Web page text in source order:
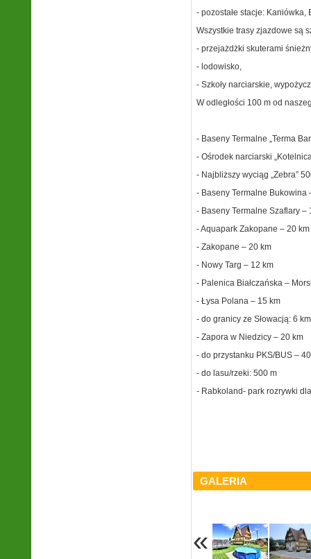
- pozostałe stacje:
Wszystkie trasy zjazdowe są
- przejażdżki skuterami
- lodowisko,
- Szkoły narciarskie,
W odległości 100 m od
- Baseny Termalne „Terma
- Ośrodek narciarski
- Najbliższy wyciąg „Zebra”
- Baseny Termalne Bukowina
- Baseny Termalne Szaflary –
- Aquapark Zakopane – 20 km
- Zakopane – 20 km
- Nowy Targ – 12 km
- Palenica Białczańska –
- Łysa Polana – 15 km
- do granicy ze Słowacją: 6 km
- Zapora w Niedzicy – 20 km
- do przystanku PKS/BUS –
- do lasu/rzeki: 500 m
- Rabkoland- park rozrywki
GALERIA
«